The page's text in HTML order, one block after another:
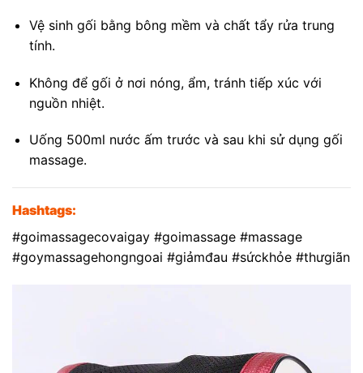
Vệ sinh gối bằng bông mềm và chất tẩy rửa trung
tính.
Không để gối ở nơi nóng, ẩm, tránh tiếp xúc với
nguồn nhiệt.
Uống 500ml nước ấm trước và sau khi sử dụng gối
massage.
Hashtags:
#goimassagecovaigay #goimassage #massage
#goymassagehongngoai #giảmđau #sứckhỏe #thưgiãn